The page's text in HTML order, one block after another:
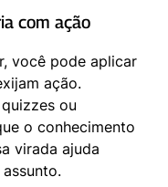
com ação
você pode aplicar
ou
o conhecimento
virada ajuda